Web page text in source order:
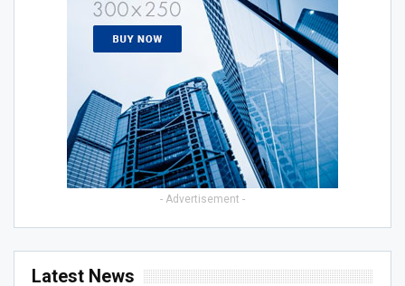
- Advertisement -
Latest News